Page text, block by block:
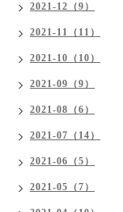
2021-12（9）
2021-11（11）
2021-10（10）
2021-09（9）
2021-08（6）
2021-07（14）
2021-06（5）
2021-05（7）